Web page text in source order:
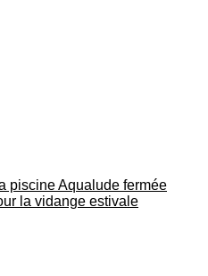
piscine Aqualude fermée
la vidange estivale